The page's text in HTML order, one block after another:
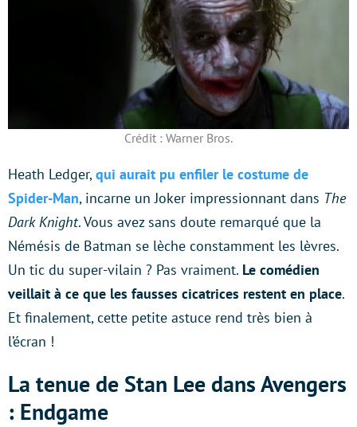
Crédit : Warner Bros.
Heath Ledger,qui aurait pu enfiler le costume de
Spider-Man, incarne un Joker impressionnant dans The
Dark Knight. Vous avez sans doute remarqué que la
Némésis de Batman se lèche constamment les lèvres.
Un tic du super-vilain ? Pas vraiment. Le comédien
veillait à ce que les fausses cicatrices restent en place.
Et finalement, cette petite astuce rend très bien à
l’écran !
La tenue de Stan Lee dans Avengers
: Endgame